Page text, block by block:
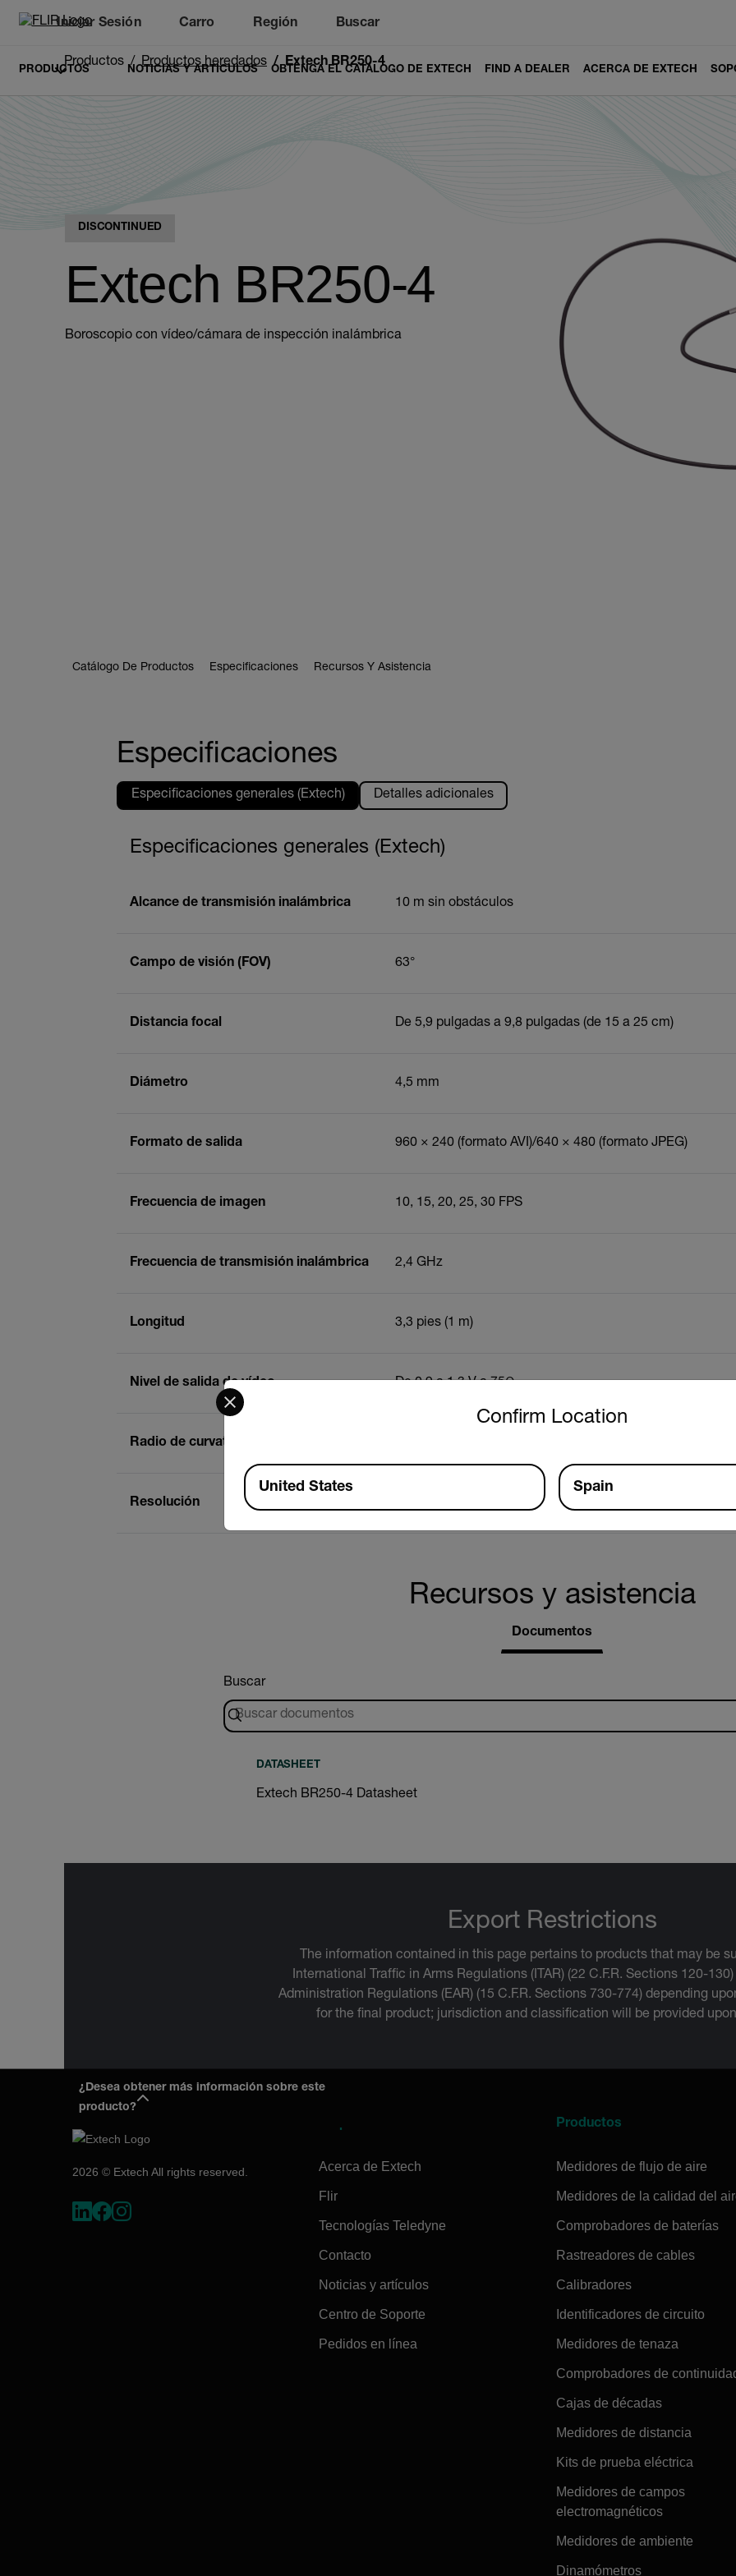
Iniciar Sesión
Unread messages
Carro
Región Buscar
PRODUCTOS NOTICIAS Y ARTÍCULOS OBTENGA EL CATÁLOGO DE EXTECH FIND A DEALER ACERCA DE EXTECH
Productos Productos heredados Extech BR250-4
DISCONTINUED
Extech BR250-4
Boroscopio con vídeo/cámara de inspección inalámbrica
Catálogo De Productos Especificaciones Recursos Y Asistencia
Especificaciones
Especificaciones generales (Extech) Detalles adicionales
Especificaciones generales (Extech)
Alcance de transmisión inalámbrica 10 m sin obstáculos
Campo de visión (FOV) 63°
Distancia focal De 5,9 pulgadas a 9,8 pulgadas (de 15 a 25 cm)
Diámetro 4,5 mm
Formato de salida 960 × 240 (formato AVI)/640 × 480 (formato JPEG)
Frecuencia de imagen 10, 15, 20, 25, 30 FPS
Frecuencia de transmisión inalámbrica 2,4 GHz
Longitud 3,3 pies (1 m)
Nivel de salida de vídeo De 0,9 a 1,3 V a 75Ω
Radio de curvatura mínimo
Resolución
Recursos y asistencia
Documentos
Buscar
DATASHEET
Extech BR250-4 Datasheet
Export Restrictions
The information contained in this page pertains to products that may be
International Traffic in Arms Regulations (ITAR) (22 C.F.R. Sections 120-
Administration Regulations (EAR) (15 C.F.R. Sections 730-774) depending
for the final product; jurisdiction and classification will be provided
¿Desea obtener más información sobre este
producto?
2026 © Extech All rights reserved. Acerca de Extech
Flir
Tecnologías Teledyne
Contacto
Noticias y artículos
Centro de Soporte
Pedidos en línea
Productos
Medidores de flujo de aire
Medidores de la calidad del
Comprobadores de baterías
Rastreadores de cables
Calibradores
Identificadores de circuito
Medidores de tenaza
Comprobadores de
Cajas de décadas
Medidores de distancia
Kits de prueba eléctrica
Medidores de campos
electromagnéticos
Medidores de ambiente
Dinamómetros
Confirm Location
Select your preferred country and language from the options below to access the
Available Locations
United States Spain